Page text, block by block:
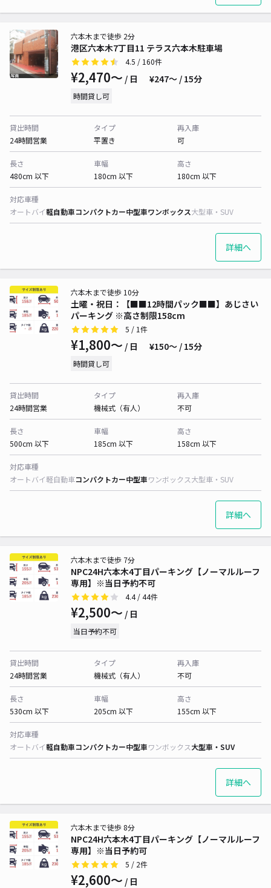
港区六本木7丁目11 テラス六本木駐車場
六本木まで徒歩 2分
4.5 / 160件
¥2,470〜 / 日 ¥247〜 / 15分
時間貸し可
貸出時間
24時間営業
タイプ
平置き
再入庫
可
長さ
480cm 以下
車幅
180cm 以下
高さ
180cm 以下
対応車種
オートバイ軽自動車コンパクトカー中型車ワンボックス大型車・SUV
詳細へ
土曜・祝日：【■■12時間パック■■】あじさい
パーキング ※高さ制限158cm
六本木まで徒歩 10分
5 / 1件
¥1,800〜 / 日 ¥150〜 / 15分
時間貸し可
貸出時間
24時間営業
タイプ
機械式（有人）
再入庫
不可
長さ
500cm 以下
車幅
185cm 以下
高さ
158cm 以下
対応車種
オートバイ軽自動車コンパクトカー中型車ワンボックス大型車・SUV
詳細へ
NPC24H六本木4丁目パーキング【ノーマルルーフ
専用】※当日予約不可
六本木まで徒歩 7分
4.4/ 44件
¥2,500〜 / 日
当日予約不可
貸出時間
24時間営業
タイプ
機械式（有人）
再入庫
不可
長さ
530cm 以下
車幅
205cm 以下
高さ
155cm 以下
対応車種
オートバイ軽自動車コンパクトカー中型車ワンボックス大型車・SUV
詳細へ
NPC24H六本木4丁目パーキング【ノーマルルーフ
専用】※当日予約可
六本木まで徒歩 8分
5 / 2件
¥2,600〜 / 日